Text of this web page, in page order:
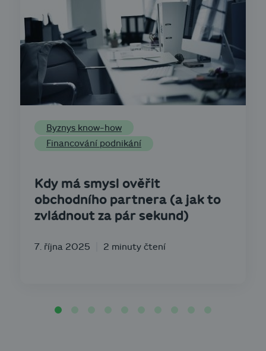
Byznys know-how
Financování podnikání
Kdy má smysl ověřit
obchodního partnera (a jak to
zvládnout za pár sekund)
7. října 2025 2 minuty čtení